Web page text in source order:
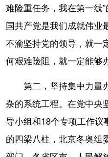
难险重任务，我在第一线
国共产党是我们成就伟业
不渝坚持党的领导，就一
何艰难险阻，就一定能够
第二，坚持集中力量
杂的系统工程。在党中央
导小组和18个专项工作
的四梁八柱，北京冬奥组